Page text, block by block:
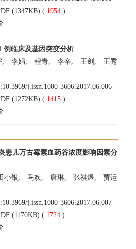
(1347KB) ( 1954 )
例临床及基因突变分析
, 李娟, 程青, 李辛, 王剑, 王秀
10.3969/j.issn.1000-3606.2017.06.006
(1272KB) ( 1415 )
患儿万古霉素血药谷浓度影响因素分
小银, 马欢, 唐琳, 张祺煜, 贾运
10.3969/j.issn.1000-3606.2017.06.007
(1170KB) ( 1724 )